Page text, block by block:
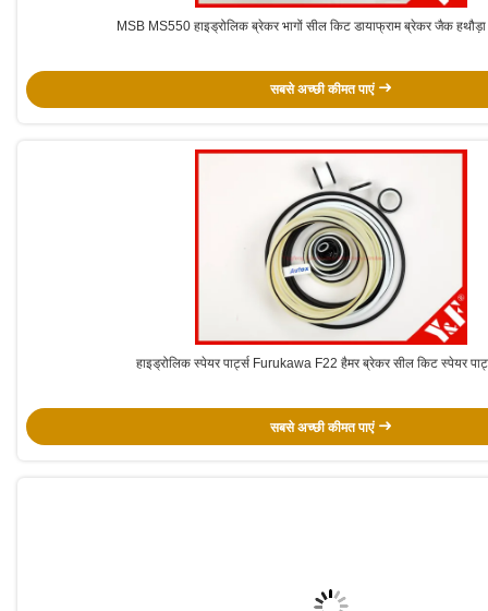
MSB MS550 हाइड्रोलिक ब्रेकर भागों सील किट डायाफ्राम ब्रेकर जैक हथौड़ा
सबसे अच्छी कीमत पाएं
हाइड्रोलिक स्पेयर पार्ट्स Furukawa F22 हैमर ब्रेकर सील किट स्पेयर
सबसे अच्छी कीमत पाएं